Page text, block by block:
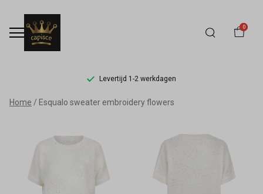
0
Levertijd 1-2 werkdagen
Esqualo
sweater
embroidery
flowers
Home Esqualo sweater embroidery flowers